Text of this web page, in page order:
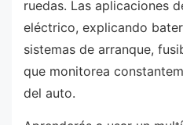
ruedas. Las aplicaciones
eléctrico, explicando
sistemas de arranque,
que monitorea
del auto.